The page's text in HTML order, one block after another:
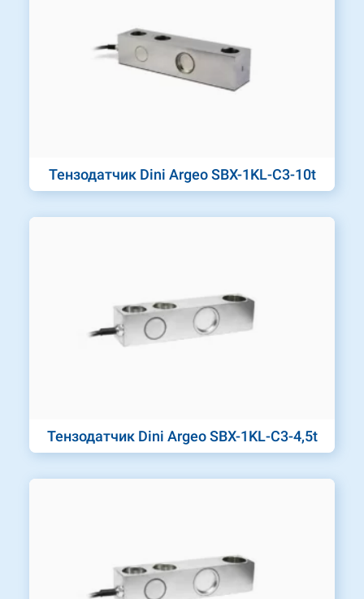
Тензодатчик Dini Argeo SBX-1KL-C3-10t
Тензодатчик Dini Argeo SBX-1KL-C3-4,5t